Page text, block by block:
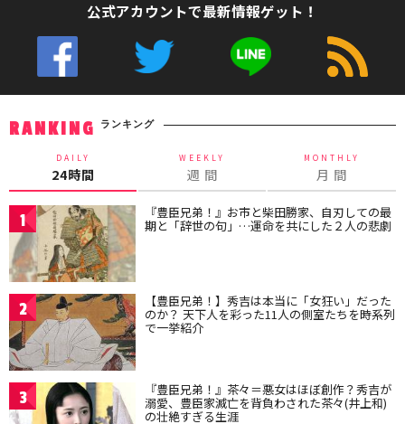
公式アカウントで最新情報ゲット！
RANKING ランキング
DAILY
24時間
WEEKLY
週 間
MONTHLY
月 間
1 『豊臣兄弟！』お市と柴田勝家、自刃しての最
期と「辞世の句」…運命を共にした２人の悲劇
2 【豊臣兄弟！】秀吉は本当に「女狂い」だった
のか？ 天下人を彩った11人の側室たちを時系列
で一挙紹介
3 『豊臣兄弟！』茶々＝悪女はほぼ創作？秀吉が
溺愛、豊臣家滅亡を背負わされた茶々(井上和)
の壮絶すぎる生涯